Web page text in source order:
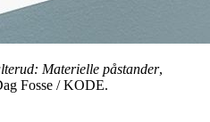
Materielle påstander,
Fosse / KODE.